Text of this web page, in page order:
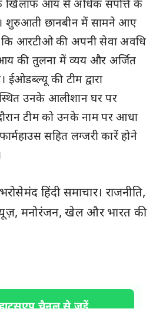
खिलाफ आय से अधिक संपत्ति के
शुरुआती छानबीन में सामने आए
कि आरटीओ की अपनी सेवा अवधि
आय की तुलना में व्यय और अर्जित
ईओडब्ल्यू की टीम द्वारा
स्थित उनके आलीशान घर पर
टीम को उनके नाम पर आधा
सहित लग्जरी कारें होने
हिंदी समाचार। राजनीति,
मनोरंजन, खेल औरभारत की
चैनल से जुड़ें